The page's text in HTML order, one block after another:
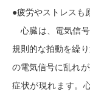
●疲労やストレスも
心臓は、電気信号
規則的な拍動を繰
の電気信号に乱れ
症状が現れます。